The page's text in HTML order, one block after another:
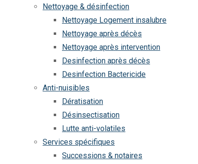
Nettoyage & désinfection
Nettoyage Logement insalubre
Nettoyage après décès
Nettoyage après intervention
Desinfection après décès
Desinfection Bactericide
Anti-nuisibles
Dératisation
Désinsectisation
Lutte anti-volatiles
Services spécifiques
Successions & notaires